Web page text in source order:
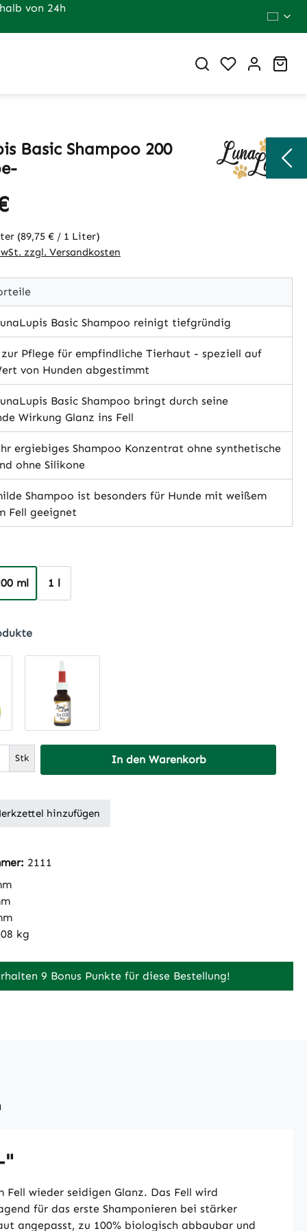
von 24h
Du hast 0
Basic Shampoo 200
(89,75 € / 1 Liter)
zzgl. Versandkosten
Basic Shampoo reinigt tiefgründig
Pflege für empfindliche Tierhaut - speziell auf
von Hunden abgestimmt
Basic Shampoo bringt durch seine
Wirkung Glanz ins Fell
ergiebiges Shampoo Konzentrat ohne synthetische
ohne Silikone
Shampoo ist besonders für Hunde mit weißem
Fell geeignet
ml 1 l
Gib den gewünschten Wert
Stk In den Warenkorb
hinzufügen
2111
kg
9 Bonus Punkte für diese Bestellung!
"
wieder seidigen Glanz. Das Fell wird
für das erste Shamponieren bei stärker
angepasst, zu 100% biologisch abbaubar und